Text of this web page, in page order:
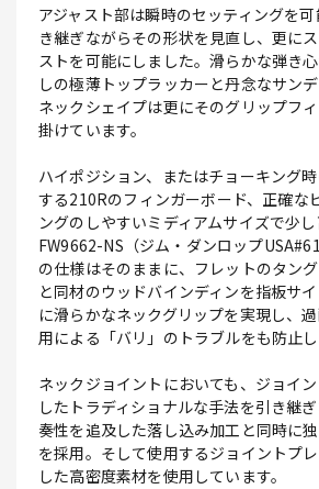
アジャスト部は瞬時のセッティングを
き継ぎながらその形状を見直し、更に
ストを可能にしました。滑らかな弾き
しの極薄トップラッカーと丹念なサン
ネックシェイプは更にそのグリップフ
掛けています。
ハイポジション、またはチョーキング
する210Rのフィンガーボード、正確な
ングのしやすいミディアムサイズで少
FW9662-NS（ジム・ダンロップ
の仕様はそのままに、フレットのタン
と同材のウッドバインディンを指板サ
に滑らかなネックグリップを実現し、
用による「バリ」のトラブルをも防止し
ネックジョイントにおいても、ジョイ
したトラディショナルな手法を引き継
奏性を追及した落し込み加工と同時に
を採用。そして使用するジョイントプ
した高密度素材を使用しています。